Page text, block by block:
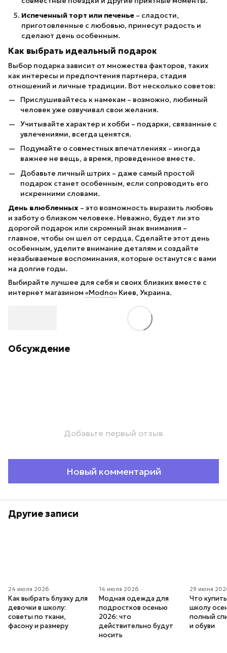
Испеченный торт или печенье – сладости,
приготовленные с любовью, принесут радость и
сделают день особенным.
Как выбрать идеальный подарок
Выбор подарка зависит от множества факторов, таких
как интересы и предпочтения партнера, стадия
отношений и личные традиции. Вот несколько советов:
Прислушивайтесь к намекам – возможно, любимый
человек уже озвучивал свои желания.
Учитывайте характер и хобби – подарки, связанные с
увлечениями, всегда ценятся.
Подумайте о совместных впечатлениях – иногда
важнее не вещь, а время, проведенное вместе.
Добавьте личный штрих – даже самый простой
подарок станет особенным, если сопроводить его
искренними словами.
День влюбленных – это возможность выразить любовь
и заботу о близком человеке. Неважно, будет ли это
дорогой подарок или скромный знак внимания –
главное, чтобы он шел от сердца. Сделайте этот день
особенным, уделите внимание деталям и создайте
незабываемые воспоминания, которые останутся с вами
на долгие годы.
Выбирайте лучшее для себя и своих близких вместе с
интернет магазином «Modno» Киев, Украина.
Обсуждение
Добавьте первый отзыв
Новый комментарий
Другие записи
24 июля 2026
Как выбрать блузку для
девочки в школу:
советы по ткани,
фасону и размеру
14 июля 2026
Модная одежда для
подростков осенью
2026: что
действительно будут
носить
29 июня
Что
школу
полный
и обуви